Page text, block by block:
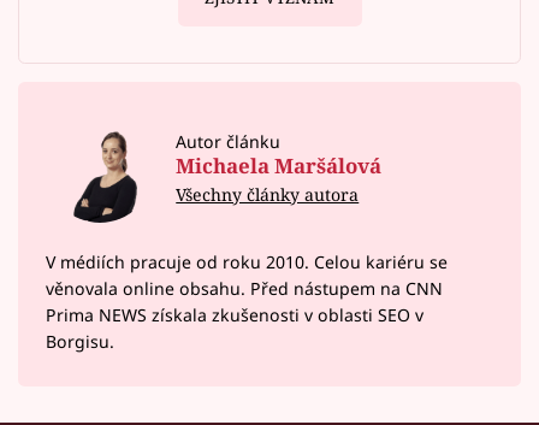
Autor článku
Michaela Maršálová
Všechny články autora
V médiích pracuje od roku 2010. Celou kariéru se
věnovala online obsahu. Před nástupem na CNN
Prima NEWS získala zkušenosti v oblasti SEO v
Borgisu.